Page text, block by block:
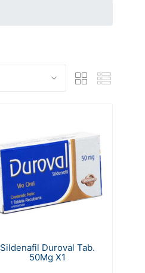
Sildenafil Duroval Tab.
50Mg X1